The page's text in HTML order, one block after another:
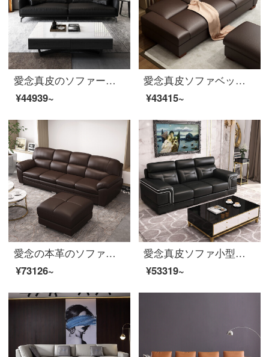
愛念真皮のソファーヘッド層の牛皮北欧の小型タイプの3人の意味式の軽い豪華客間家具989〓黒の本革2.8メートルの大きい4人の位
¥44939~
愛念真皮ソファベッドの両用多機能収納物を折り畳み、現代客間家具エンドル色三人位＋足を踏む。
¥43415~
愛念の本革のソファーの頭の層の牛革の小さい家型の3人の位は組み合わせて簡単に近代的な客間の家具のエンドル色/黒色の本革の1+1+3組み合わせを結びます。
¥73126~
愛念真皮ソファ小型タイプ三人の頭層牛革オフィスの組み合わせは簡単で現代客間家具816龚黒二位+単位+貴妃(方向備考)
¥53319~